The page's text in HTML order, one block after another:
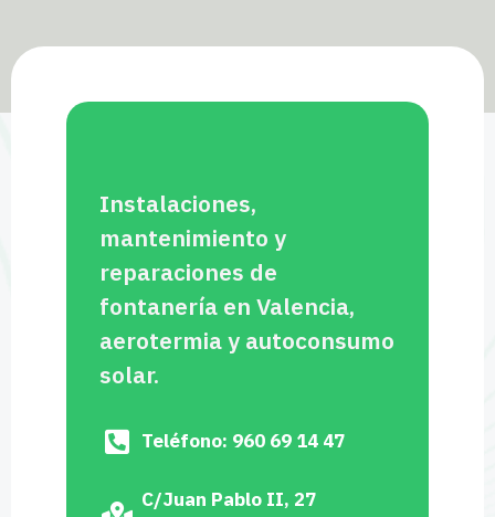
Instalaciones,
mantenimiento y
reparaciones de
fontanería en Valencia,
aerotermia y autoconsumo
solar.
Teléfono: 960 69 14 47
C/Juan Pablo II, 27